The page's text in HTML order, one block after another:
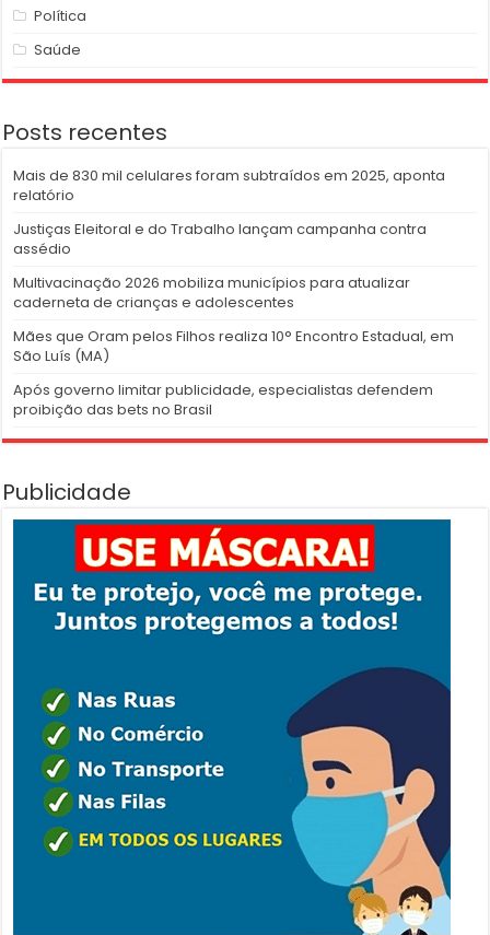
Política
Saúde
Posts recentes
Mais de 830 mil celulares foram subtraídos em 2025, aponta
relatório
Justiças Eleitoral e do Trabalho lançam campanha contra
assédio
Multivacinação 2026 mobiliza municípios para atualizar
caderneta de crianças e adolescentes
Mães que Oram pelos Filhos realiza 10° Encontro Estadual, em
São Luís (MA)
Após governo limitar publicidade, especialistas defendem
proibição das bets no Brasil
Publicidade